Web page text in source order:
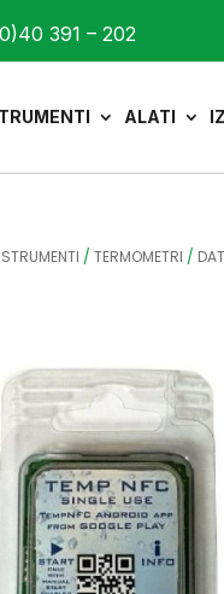
391 – 202
ALATI
/TERMOMETRI /